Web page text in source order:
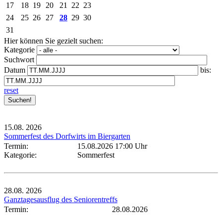
17
18 19 20 21 22 23
24
25 26 27 28 29 30
31
Hier können Sie gezielt suchen:
Kategorie
Suchwort
Datum
bis:
reset
15.08. 2026
Sommerfest des Dorfwirts im Biergarten
Termin:
15.08.2026 17:00 Uhr
Kategorie:
Sommerfest
28.08. 2026
Ganztagesausflug des Seniorentreffs
Termin:
28.08.2026